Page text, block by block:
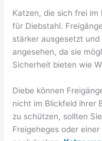
Katzen, die sich frei
für Diebstahl.
stärker ausgesetzt
angesehen, da sie
Sicherheit bieten wie
Diebe können
nicht im Blickfeld ihrer
zu schützen, sollten
Freigeheges oder